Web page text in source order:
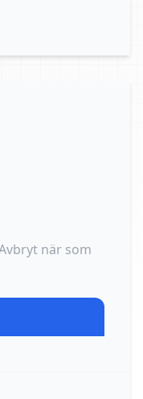
när som